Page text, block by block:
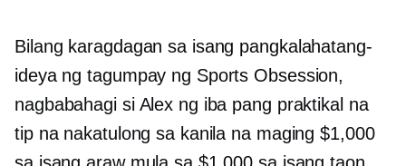
Bilang karagdagan sa isang pangkalahatang-
ideya ng tagumpay ng Sports Obsession,
nagbabahagi si Alex ng iba pang praktikal na
tip na nakatulong sa kanila na maging $1,000